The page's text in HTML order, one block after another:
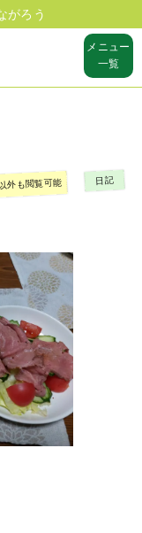
がろう
メニュー
一覧
外も閲覧可能 日記